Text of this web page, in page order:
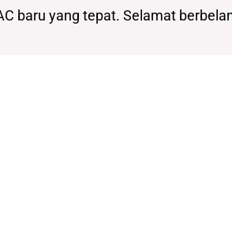
baru yang tepat. Selamat